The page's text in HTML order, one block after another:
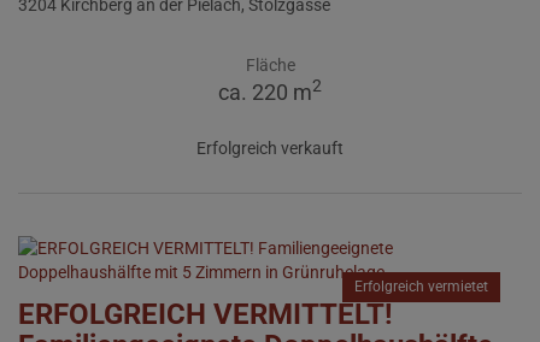
3204 Kirchberg an der Pielach, Stolzgasse
Fläche
ca. 220 m2
Erfolgreich verkauft
Erfolgreich vermietet
ERFOLGREICH VERMITTELT!